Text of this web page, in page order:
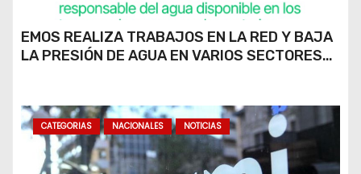
EMOS REALIZA TRABAJOS EN LA RED Y BAJA
LA PRESIÓN DE AGUA EN VARIOS SECTORES
CATEGORIAS NACIONALES NOTICIAS